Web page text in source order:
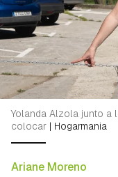
Ariane Moreno
Yolanda Alzola junto a
colocar | Hogarmania